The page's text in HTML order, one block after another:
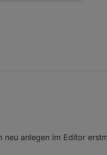
anlegen im Editor